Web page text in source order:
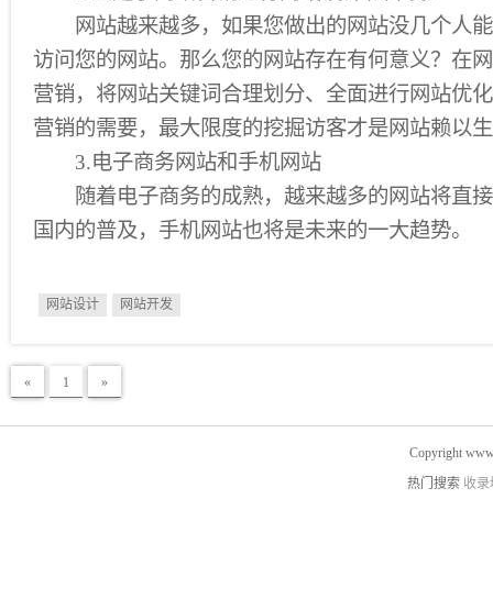
网站越来越多，如果您做出的网站没几个人能
访问您的网站。那么您的网站存在有何意义？在
营销，将网站关键词合理划分、全面进行网站优
营销的需要，最大限度的挖掘访客才是网站赖以
3.电子商务网站和手机网站
随着电子商务的成熟，越来越多的网站将直接
国内的普及，手机网站也将是未来的一大趋势。
网站设计 网站开发
« 1 »
Copyright
热门搜索 收录